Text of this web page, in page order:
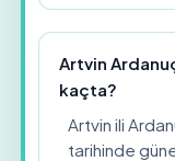
Artvin
kaçta?
Artvin ili
tarihinde